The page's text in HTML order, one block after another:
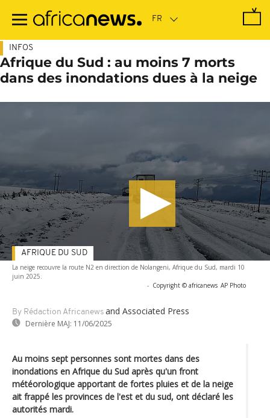
contenu
INFOS
Afrique du Sud : au moins 7 morts
dans des inondations dues à la neige
La neige recouvre la route N2 en direction de Nolangeni, Afrique du Sud, mardi 10
juin 2025.
- Copyright © africanews AP Photo
By Rédaction Africanews and Associated Press
Dernière MAJ: 11/06/2025
AFRIQUE DU SUD
Au moins sept personnes sont mortes dans des
inondations en Afrique du Sud après qu'un front
météorologique apportant de fortes pluies et de la neige
ait frappé les provinces de l'est et du sud, ont déclaré les
autorités mardi.